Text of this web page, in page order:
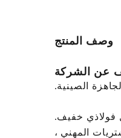
وصف المنتج
عن الشركة
فولاذي خفيف.